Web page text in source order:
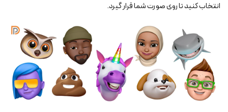
انتخاب کنید تا روی صورت شما قرار گیرد.